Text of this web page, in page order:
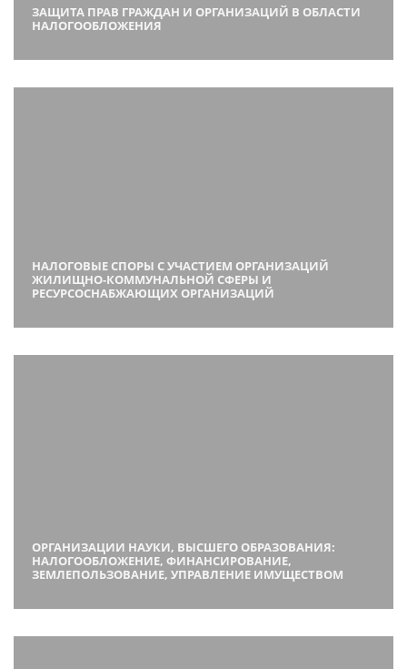
ЗАЩИТА ПРАВ ГРАЖДАН И ОРГАНИЗАЦИЙ В ОБЛАСТИ
НАЛОГООБЛОЖЕНИЯ
НАЛОГОВЫЕ СПОРЫ С УЧАСТИЕМ ОРГАНИЗАЦИЙ
ЖИЛИЩНО-КОММУНАЛЬНОЙ СФЕРЫ И
РЕСУРСОСНАБЖАЮЩИХ ОРГАНИЗАЦИЙ
ОРГАНИЗАЦИИ НАУКИ, ВЫСШЕГО ОБРАЗОВАНИЯ:
НАЛОГООБЛОЖЕНИЕ, ФИНАНСИРОВАНИЕ,
ЗЕМЛЕПОЛЬЗОВАНИЕ, УПРАВЛЕНИЕ ИМУЩЕСТВОМ